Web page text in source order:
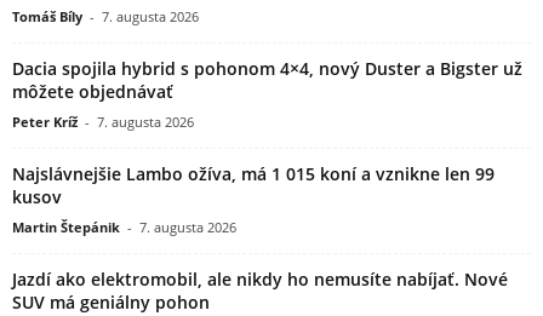
Tomáš Bíly - 7. augusta 2026
Dacia spojila hybrid s pohonom 4×4, nový Duster a Bigster už
môžete objednávať
Peter Kríž - 7. augusta 2026
Najslávnejšie Lambo ožíva, má 1 015 koní a vznikne len 99
kusov
Martin Štepánik - 7. augusta 2026
Jazdí ako elektromobil, ale nikdy ho nemusíte nabíjať. Nové
SUV má geniálny pohon